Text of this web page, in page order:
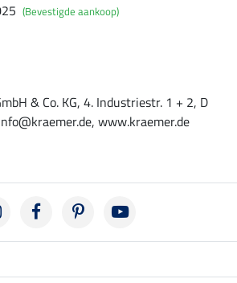
(Bevestigde aankoop)
& Co. KG, 4. Industriestr. 1 + 2, D
www.kraemer.de